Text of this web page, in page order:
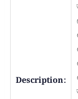
Description: